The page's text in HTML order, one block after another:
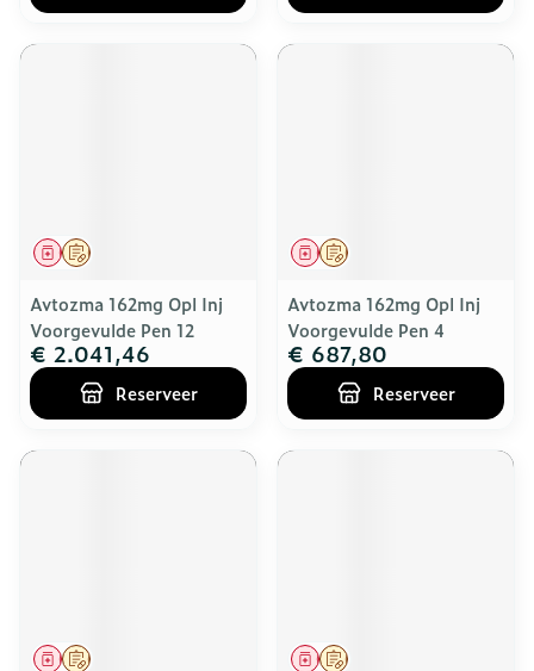
Op voorschrift
Geneesmiddel
Avtozma 162mg Opl Inj
Voorgevulde Pen 12
€ 2.041,46
Reserveer
Op voorschrift
Geneesmiddel
Avtozma 162mg Opl Inj
Voorgevulde Pen 4
€ 687,80
Reserveer
Op voorschrift
Geneesmiddel Op voorschrift
Geneesmiddel